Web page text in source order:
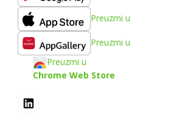
Preuzmi u
Preuzmi u
Preuzmi u
Chrome Web Store